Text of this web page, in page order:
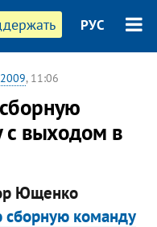
РУС
, 11:06
с выходом в
Ющенко
команду